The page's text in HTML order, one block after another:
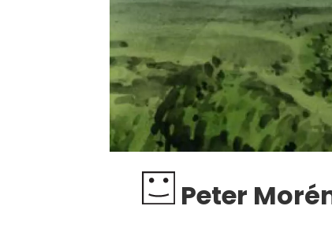
Peter